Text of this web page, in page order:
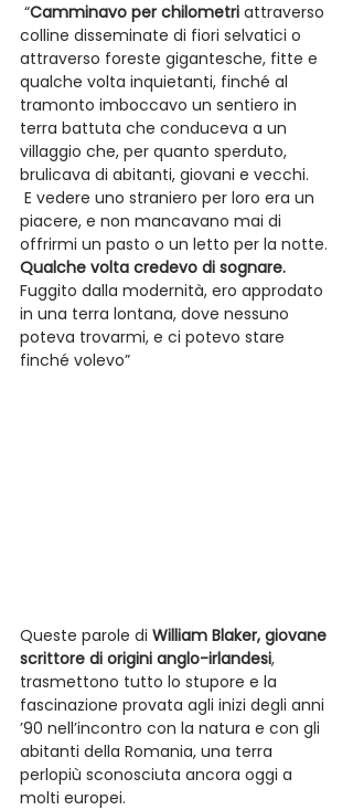
“Camminavo per chilometri attraverso
colline disseminate di fiori selvatici o
attraverso foreste gigantesche, fitte e
qualche volta inquietanti, finché al
tramonto imboccavo un sentiero in
terra battuta che conduceva a un
villaggio che, per quanto sperduto,
brulicava di abitanti, giovani e vecchi.
piacere, e non mancavano mai di
offrirmi un pasto o un letto per la notte.
Qualche volta credevo di sognare.
Fuggito dalla modernità, ero approdato
in una terra lontana, dove nessuno
poteva trovarmi, e ci potevo stare
finché volevo”
Queste parole di William Blaker, giovane
scrittore di origini anglo-irlandesi,
trasmettono tutto lo stupore e la
fascinazione provata agli inizi degli anni
’90 nell’incontro con la natura e con gli
abitanti della Romania, una terra
perlopiù sconosciuta ancora oggi a
molti europei.